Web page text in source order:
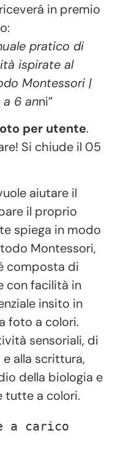
in premio
pratico di
ispirate al
Montessori |
a 6 anni”
per utente.
Si chiude il 05
aiutare il
il proprio
spiega in modo
Montessori,
composta di
con facilità in
insito in
foto a colori.
sensoriali, di
alla scrittura,
della biologia e
tutte a colori.
a carico